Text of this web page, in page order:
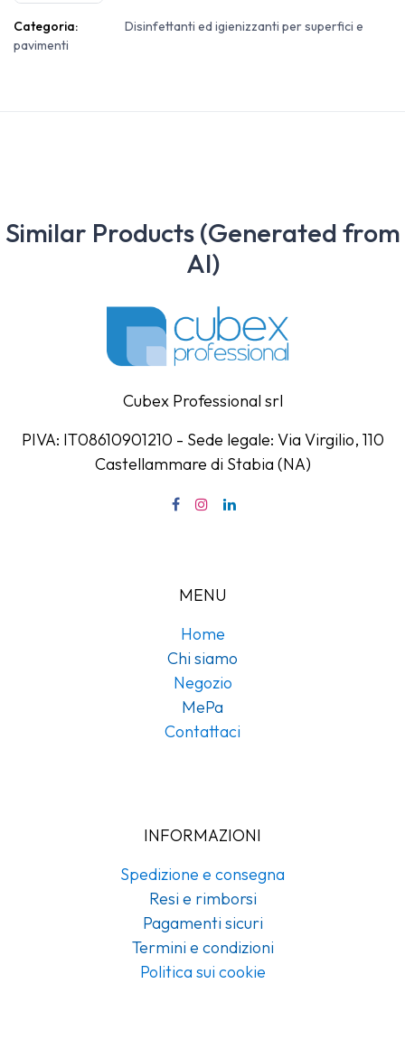
Categoria:
Disinfettanti ed igienizzanti per superfici e
pavimenti
Similar Products (Generated from
AI)
Cubex Professional srl
PIVA: IT08610901210 - Sede legale: Via Virgilio, 110
Castellammare di Stabia (NA)
MENU
Home
Chi siamo
Negozio
MePa
Contattaci
INFORMAZIONI
Spedizione e consegna
Resi e rimborsi
Pagamenti sicuri
Termini e condizioni
Politica sui cookie